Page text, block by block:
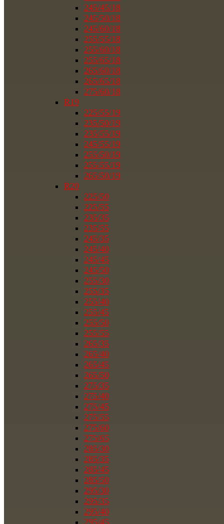
245/45/18
245/50/18
245/60/18
255/55/18
255/60/18
255/65/18
265/60/18
265/65/18
275/60/18
R19
225/55/19
235/50/19
235/55/19
245/55/19
255/50/19
255/55/19
265/50/19
R20
225/50
225/55
235/35
235/55
245/35
245/40
245/45
245/50
255/30
255/35
255/40
255/45
255/50
255/55
265/35
265/40
265/45
265/50
275/35
275/40
275/45
275/55
275/60
275/65
285/30
285/35
285/45
285/50
295/30
295/35
295/40
295/45